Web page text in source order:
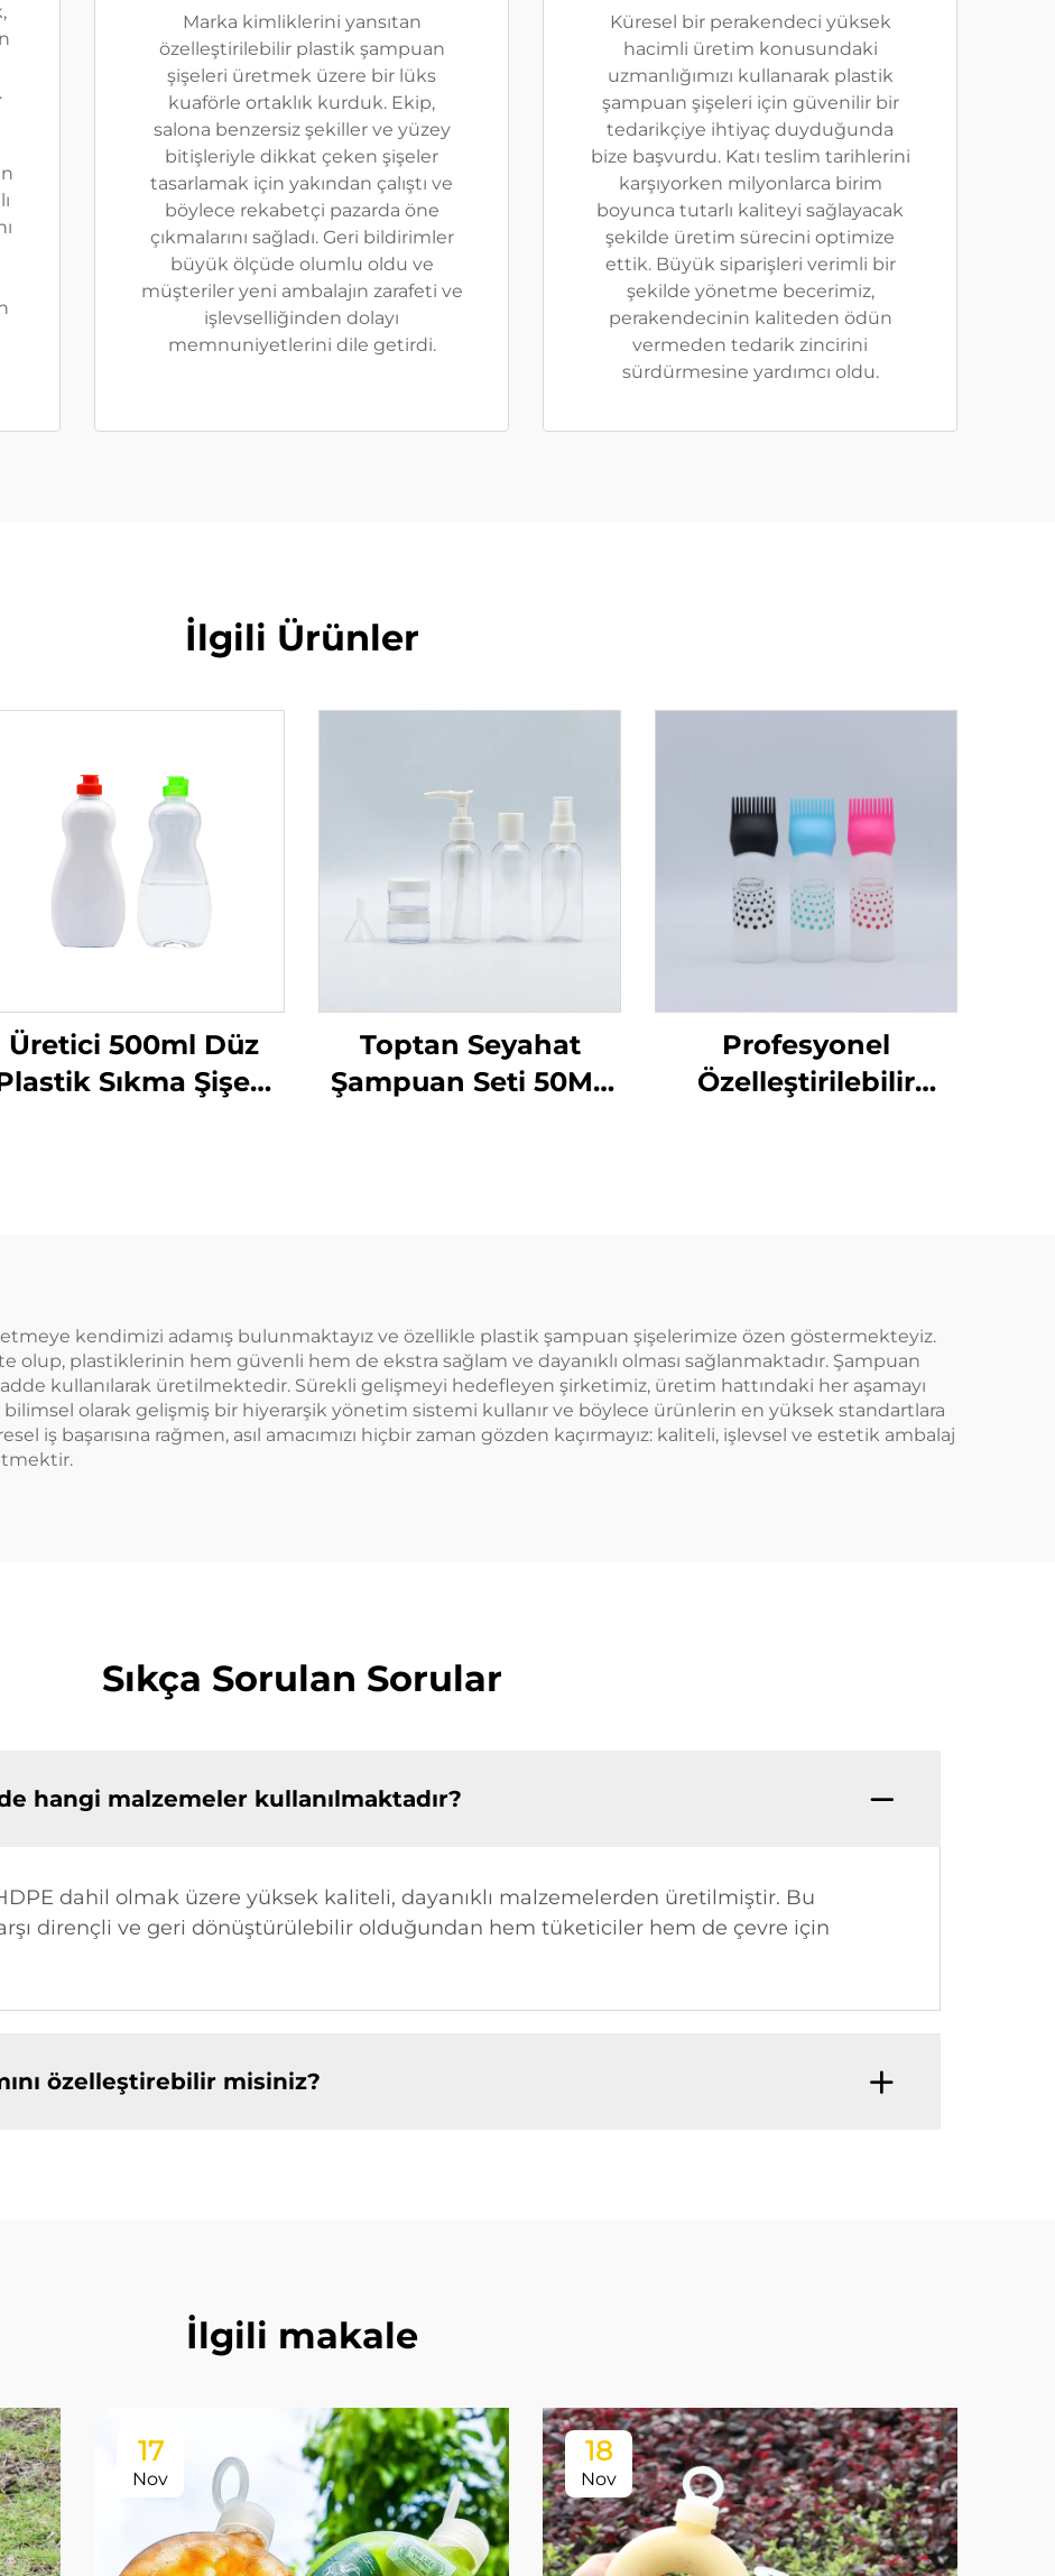
Marka kimliklerini yansıtan
özelleştirilebilir plastik şampuan
şişeleri üretmek üzere bir lüks
kuaförle ortaklık kurduk. Ekip,
salona benzersiz şekiller ve yüzey
bitişleriyle dikkat çeken şişeler
tasarlamak için yakından çalıştı ve
böylece rekabetçi pazarda öne
çıkmalarını sağladı. Geri bildirimler
büyük ölçüde olumlu oldu ve
müşteriler yeni ambalajın zarafeti ve
işlevselliğinden dolayı
memnuniyetlerini dile getirdi.
Küresel bir perakendeci yüksek
hacimli üretim konusundaki
uzmanlığımızı kullanarak plastik
şampuan şişeleri için güvenilir bir
tedarikçiye ihtiyaç duyduğunda
bize başvurdu. Katı teslim tarihlerini
karşıyorken milyonlarca birim
boyunca tutarlı kaliteyi sağlayacak
şekilde üretim sürecini optimize
ettik. Büyük siparişleri verimli bir
şekilde yönetme becerimiz,
perakendecinin kaliteden ödün
vermeden tedarik zincirini
sürdürmesine yardımcı oldu.
İlgili Ürünler
Üretici 500ml Düz
Sıkma Şişesi
Toptan Seyahat
Şampuan Seti 50ML
Profesyonel
Özelleştirilebilir
kendimizi adamış bulunmaktayız ve özellikle plastik şampuan şişelerimize özen göstermekteyiz.
plastiklerinin hem güvenli hem de ekstra sağlam ve dayanıklı olması sağlanmaktadır. Şampuan
kullanılarak üretilmektedir. Sürekli gelişmeyi hedefleyen şirketimiz, üretim hattındaki her aşamayı
olarak gelişmiş bir hiyerarşik yönetim sistemi kullanır ve böylece ürünlerin en yüksek standartlara
iş başarısına rağmen, asıl amacımızı hiçbir zaman gözden kaçırmayız: kaliteli, işlevsel ve estetik ambalaj
Sıkça Sorulan Sorular
hangi malzemeler kullanılmaktadır?
dahil olmak üzere yüksek kaliteli, dayanıklı malzemelerden üretilmiştir. Bu
dirençli ve geri dönüştürülebilir olduğundan hem tüketiciler hem de çevre için
özelleştirebilir misiniz?
İlgili makale
17
Nov
18
Nov